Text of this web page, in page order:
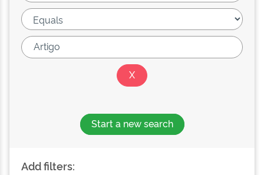
Start a new search
Add filters: